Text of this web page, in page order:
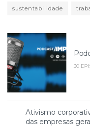
sustentabilidade
30
Ativismo
das empresas